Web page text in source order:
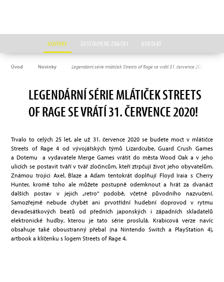
NOVINKY ZASTOUPENÉ ZNAČKY KONTAKT
Úvod Novinky Legendární série mlátiček Streets of Rage se vrátí 31. července 2020!
LEGENDÁRNÍ SÉRIE MLÁTIČEK STREETS
OF RAGE SE VRÁTÍ 31. ČERVENCE 2020!
Trvalo to celých 25 let, ale už 31. července 2020 se budete moct v mlátičce
Streets of Rage 4 od vývojářských týmů Lizardcube, Guard Crush Games
a Dotemu a vydavatele Merge Games vrátit do města Wood Oak a v jeho
ulicích se postavit tváří v tvář zločincům, kteří ztrpčují život jeho obyvatelům.
Známou trojici Axel, Blaze a Adam tentokrát doplňují Floyd Iraia s Cherry
Hunter, kromě toho ale můžete postupně odemknout a hrát za dvanáct
dalších postav v jejich „retro“ podobě, včetně původního nazvučení.
Samozřejmě nebude chybět ani prvotřídní hudební doprovod v rytmu
devadesátkových beatů od předních japonských i západních skladatelů
elektronické hudby, kterou je tato série proslulá. Krabicová verze navíc
obsahuje také oboustranný přebal (na Nintendo Switch a PlayStation 4),
artbook a klíčenku s logem Streets of Rage 4.